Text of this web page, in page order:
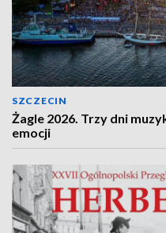
SZCZECIN
Żagle 2026. Trzy dni
emocji